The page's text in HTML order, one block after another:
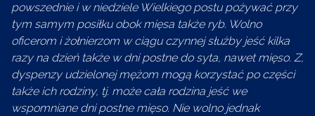
powszednie i w niedziele Wielkiego postu pożywać przy
tym samym posiłku obok mięsa także ryb. Wolno
oficerom i żołnierzom w ciągu czynnej służby jeść kilka
razy na dzień także w dni postne do syta, nawet mięso. Z,
dyspenzy udzielonej mężom mogą korzystać po części
także ich rodziny, tj. może cała rodzina jeść we
wspomniane dni postne mięso. Nie wolno jednak